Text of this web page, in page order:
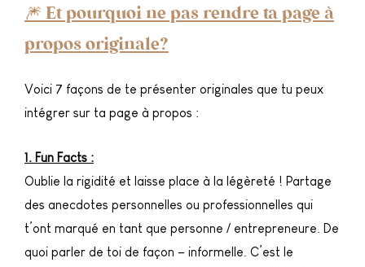
🎆 Et pourquoi ne pas rendre ta page à
propos originale?
Voici 7 façons de te présenter originales que tu peux
intégrer sur ta page à propos :
1. Fun Facts :
Oublie la rigidité et laisse place à la légèreté ! Partage
des anecdotes personnelles ou professionnelles qui
t’ont marqué en tant que personne / entrepreneure. De
quoi parler de toi de façon – informelle. C’est le